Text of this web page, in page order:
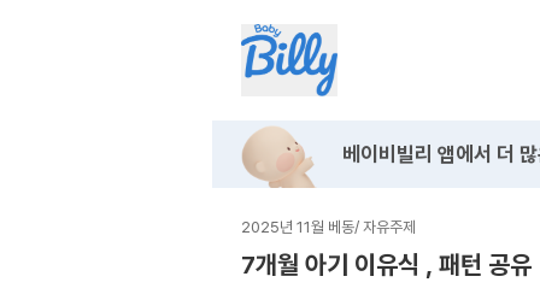
베이비빌리 앱에서 더
2025년 11월 베동/ 자유주제
7개월 아기 이유식 ‚ 패턴 공유